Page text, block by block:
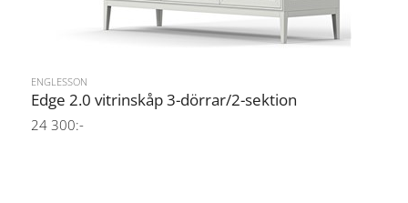
ENGLESSON
Edge 2.0 vitrinskåp 3-dörrar/2-sektion
24 300:-